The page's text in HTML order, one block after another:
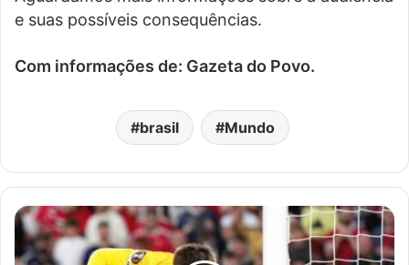
e suas possíveis consequências.
Com informações de: Gazeta do Povo.
brasil Mundo